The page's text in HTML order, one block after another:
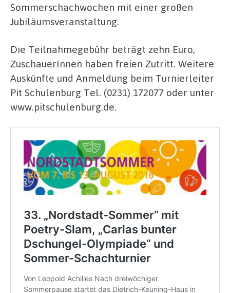
Sommerschachwochen mit einer großen
Jubiläumsveranstaltung.
Die Teilnahmegebühr beträgt zehn Euro,
ZuschauerInnen haben freien Zutritt. Weitere
Auskünfte und Anmeldung beim Turnierleiter
Pit Schulenburg Tel. (0231) 172077 oder unter
www.pitschulenburg.de.